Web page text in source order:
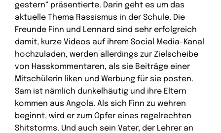
gestern“ präsentierte. Darin geht es um das
aktuelle Thema Rassismus in der Schule. Die
Freunde Finn und Lennard sind sehr erfolgreich
damit, kurze Videos auf ihrem Social Media-Kanal
hochzuladen, werden allerdings zur Zielscheibe
von Hasskommentaren, als sie Beiträge einer
Mitschülerin liken und Werbung für sie posten.
Sam ist nämlich dunkelhäutig und ihre Eltern
kommen aus Angola. Als sich Finn zu wehren
beginnt, wird er zum Opfer eines regelrechten
Shitstorms. Und auch sein Vater, der Lehrer an